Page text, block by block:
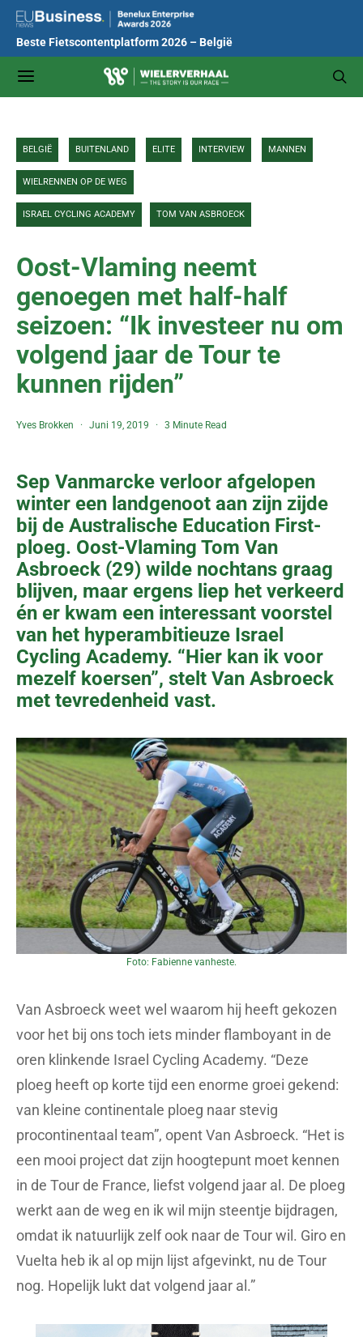
Beste Fietscontentplatform 2026 – België
BELGIË BUITENLAND ELITE INTERVIEW MANNEN
WIELRENNEN OP DE WEG
ISRAEL CYCLING ACADEMY TOM VAN ASBROECK
Oost-Vlaming neemt
genoegen met half-half
seizoen: “Ik investeer nu om
volgend jaar de Tour te
kunnen rijden”
Yves Brokken Juni 19, 2019 3 Minute Read
Sep Vanmarcke verloor afgelopen
winter een landgenoot aan zijn zijde
bij de Australische Education First-
ploeg. Oost-Vlaming Tom Van
Asbroeck (29) wilde nochtans graag
blijven, maar ergens liep het verkeerd
én er kwam een interessant voorstel
van het hyperambitieuze Israel
Cycling Academy. “Hier kan ik voor
mezelf koersen”, stelt Van Asbroeck
met tevredenheid vast.
Foto: Fabienne vanheste.
Van Asbroeck weet wel waarom hij heeft gekozen
voor het bij ons toch iets minder flamboyant in de
oren klinkende Israel Cycling Academy. “Deze
ploeg heeft op korte tijd een enorme groei gekend:
van kleine continentale ploeg naar stevig
procontinentaal team”, opent Van Asbroeck. “Het is
een mooi project dat zijn hoogtepunt moet kennen
in de Tour de France, liefst volgend jaar al. De ploeg
werkt aan de weg en ik wil mijn steentje bijdragen,
omdat ik natuurlijk zelf ook naar de Tour wil. Giro en
Vuelta heb ik al op mijn lijst afgevinkt, nu de Tour
nog. Hopelijk lukt dat volgend jaar al.”